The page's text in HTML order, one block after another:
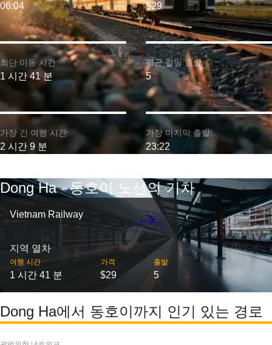
최단 이동 시간:
1 시간 41 분
06:04
가장 긴 여행 시간:
2 시간 9 분
$29
평균 일일 출발:
5
가장 마지막 출발:
23:22
Dong Ha - 동호이 노선의 기차
Vietnam Railway
지역 열차
여행 시간
1 시간 41 분
가격
$29
출발
5
Dong Ha에서 동호이까지 인기 있는 경로